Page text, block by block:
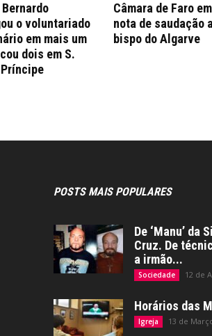
o voluntariado
em mais um
dois em S.
Príncipe
Câmara de Faro
nota de saudação
bispo do Algarve
POSTS MAIS POPULARES
De ‘Manu’ da
Cruz. De
a irmão...
Sociedade 12 de
Horários das
Igreja 13 de